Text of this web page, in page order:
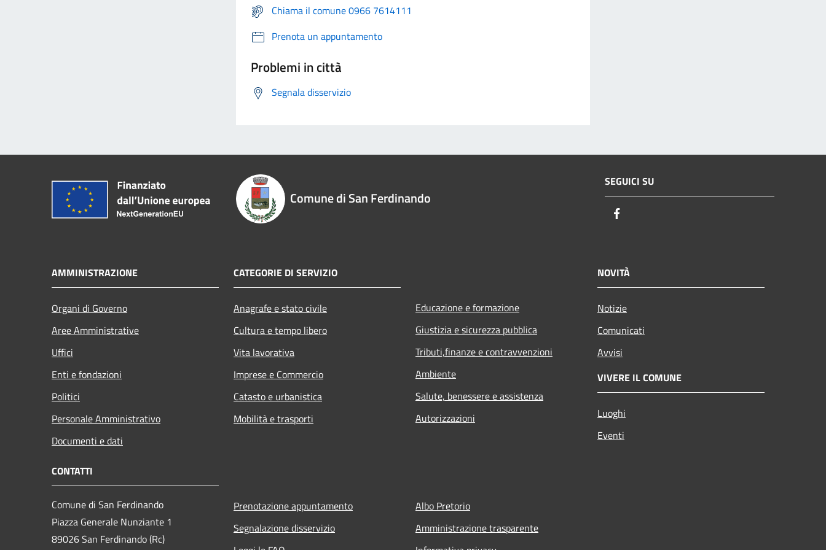
Chiama il comune 0966 7614111
Prenota un appuntamento
Problemi in città
Segnala disservizio
Comune di San Ferdinando
SEGUICI SU
AMMINISTRAZIONE
Organi di Governo
Aree Amministrative
Uffici
Enti e fondazioni
Politici
Personale Amministrativo
Documenti e dati
CATEGORIE DI SERVIZIO
Anagrafe e stato civile
Cultura e tempo libero
Vita lavorativa
Imprese e Commercio
Catasto e urbanistica
Mobilità e trasporti
Educazione e formazione
Giustizia e sicurezza pubblica
Tributi,finanze e contravvenzioni
Ambiente
Salute, benessere e assistenza
Autorizzazioni
NOVITÀ
Notizie
Comunicati
Avvisi
VIVERE IL COMUNE
Luoghi
Eventi
CONTATTI
Comune di San Ferdinando
Piazza Generale Nunziante 1
89026 San Ferdinando (Rc)
Prenotazione appuntamento
Segnalazione disservizio
Albo Pretorio
Amministrazione trasparente